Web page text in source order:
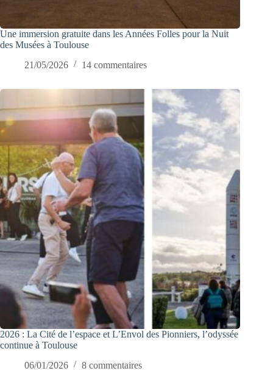
Une immersion gratuite dans les Années Folles pour la Nuit
des Musées à Toulouse
21/05/2026
14 commentaires
2026 : La Cité de l’espace et L’Envol des Pionniers, l’odyssée
continue à Toulouse
06/01/2026
8 commentaires